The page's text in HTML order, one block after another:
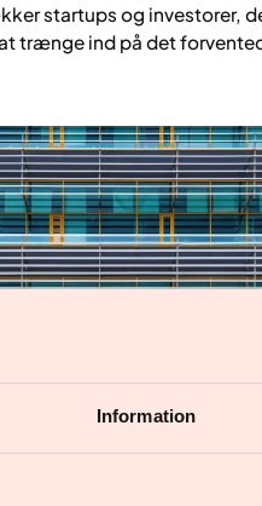
Information
startups og investorer,
trænge ind på det